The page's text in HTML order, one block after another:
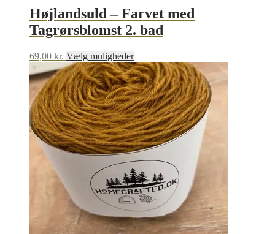
Højlandsuld – Farvet med
Tagrørsblomst 2. bad
69,00 kr. Vælg mulighederDette
vare
har
flere
varianter.
Mulighederne
kan
vælges
på
varesiden